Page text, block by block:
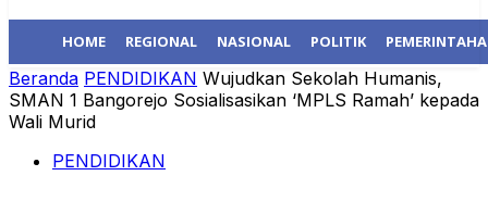
HOME REGIONAL NASIONAL POLITIK
Beranda PENDIDIKAN Wujudkan Sekolah Humanis,
SMAN 1 Bangorejo Sosialisasikan ‘MPLS Ramah’ kepada
Wali Murid
PENDIDIKAN